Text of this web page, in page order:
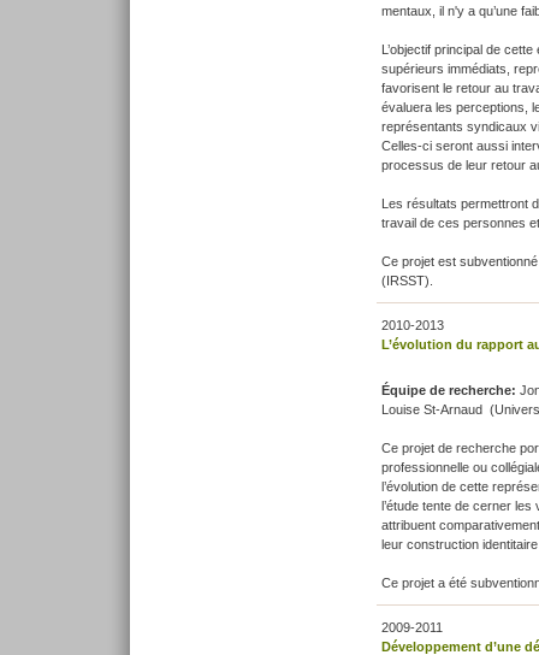
mentaux, il n'y a qu’une
L’objectif principal de
supérieurs immédiats,
favorisent le retour au
évaluera les perceptions,
représentants syndicaux
Celles-ci seront aussi
processus de leur retour
Les résultats permettront
travail de ces personnes
Ce projet est
(IRSST).
2010-2013
L’évolution du rapport
Équipe de recherche:
Louise St-Arnaud
Ce projet de recherche
professionnelle ou
l’évolution de cette
l’étude tente de cerner les
attribuent
leur construction
Ce projet a été
2009-2011
Développement d’une